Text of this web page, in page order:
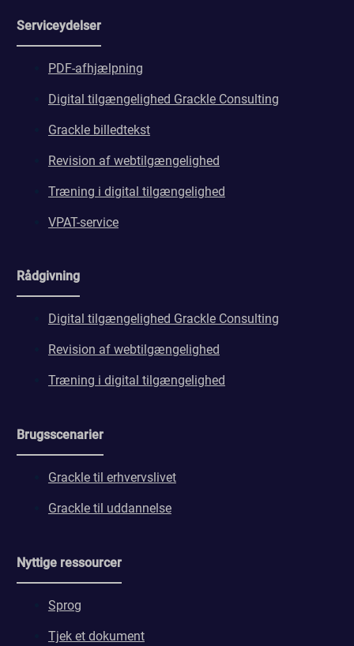
Serviceydelser
PDF-afhjælpning
Digital tilgængelighed Grackle Consulting
Grackle billedtekst
Revision af webtilgængelighed
Træning i digital tilgængelighed
VPAT-service
Rådgivning
Digital tilgængelighed Grackle Consulting
Revision af webtilgængelighed
Træning i digital tilgængelighed
Brugsscenarier
Grackle til erhvervslivet
Grackle til uddannelse
Nyttige ressourcer
Sprog
Tjek et dokument